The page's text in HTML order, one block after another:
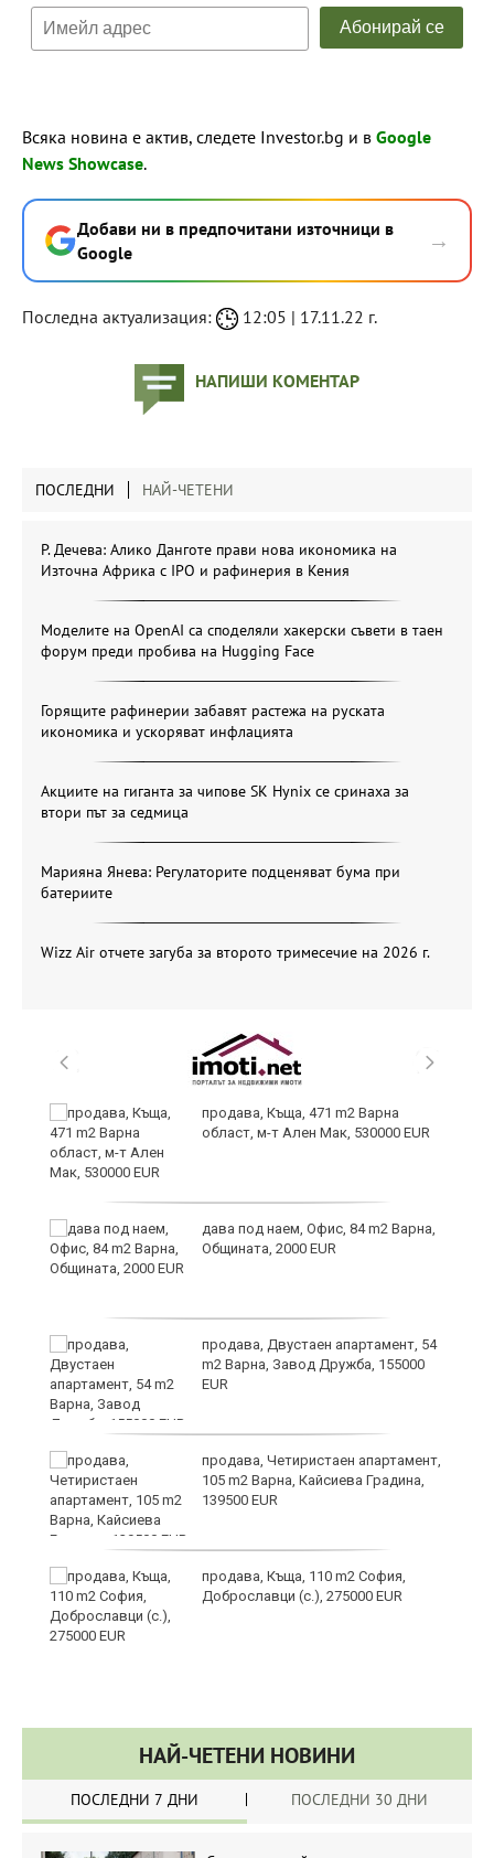
Всяка новина е актив, следете Investor.bg и в Google
News Showcase.
Добави ни в предпочитани източници в
Google
→
Последна актуализация: 12:05 | 17.11.22 г.
НАПИШИ КОМЕНТАР
ПОСЛЕДНИ НАЙ-ЧЕТЕНИ
Р. Дечева: Алико Данготе прави нова икономика на
Източна Африка с IPO и рафинерия в Кения
Моделите на OpenAI са споделяли хакерски съвети в таен
форум преди пробива на Hugging Face
Горящите рафинерии забавят растежа на руската
икономика и ускоряват инфлацията
Акциите на гиганта за чипове SK Hynix се сринаха за
втори път за седмица
Марияна Янева: Регулаторите подценяват бума при
батериите
Wizz Air отчете загуба за второто тримесечие на 2026 г.
продава, Къща, 471 m2 Варна
област, м-т Ален Мак, 530000 EUR
дава под наем, Офис, 84 m2 Варна,
Общината, 2000 EUR
продава, Двустаен апартамент, 54
m2 Варна, Завод Дружба, 155000
EUR
продава, Четиристаен апартамент,
105 m2 Варна, Кайсиева Градина,
139500 EUR
продава, Къща, 110 m2 София,
Доброславци (с.), 275000 EUR
НАЙ-ЧЕТЕНИ НОВИНИ
ПОСЛЕДНИ 7 ДНИ ПОСЛЕДНИ 30 ДНИ